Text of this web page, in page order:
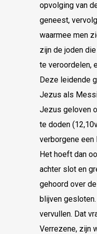
opvolging van
geneest,
waarmee men
zijn de joden
te veroordelen,
Deze leidende
Jezus als
Jezus geloven
te doden
verborgene een
Het hoeft dan
achter slot en
gehoord over
blijven
vervullen. Dat
Verrezene, zijn